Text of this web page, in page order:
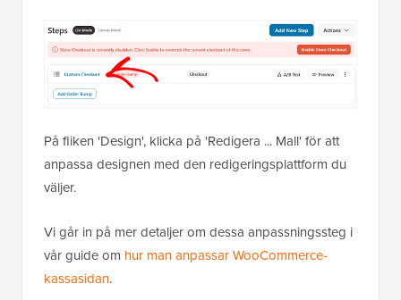
På fliken 'Design', klicka på 'Redigera ... Mall' för att
anpassa designen med den redigeringsplattform du
väljer.
Vi går in på mer detaljer om dessa anpassningssteg i
vår guide om hur man anpassar WooCommerce-
kassasidan.